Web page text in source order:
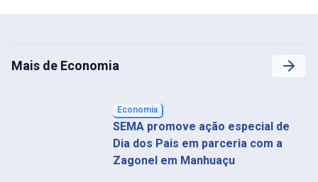
Mais de Economia
Economia
SEMA promove ação especial de
Dia dos Pais em parceria com a
Zagonel em Manhuaçu